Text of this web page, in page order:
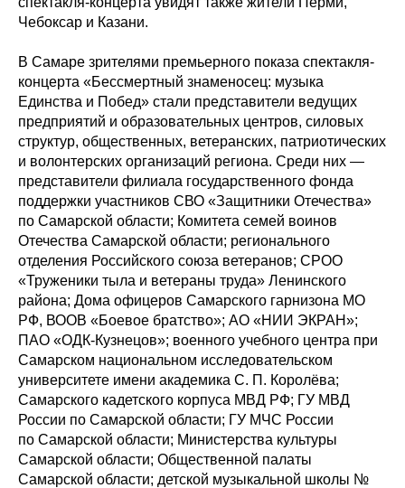
Чебоксар и Казани.
В Самаре зрителями премьерного показа спектакля-
концерта «Бессмертный знаменосец: музыка
Единства и Побед» стали представители ведущих
предприятий и образовательных центров, силовых
структур, общественных, ветеранских, патриотических
и волонтерских организаций региона. Среди них —
представители филиала государственного фонда
поддержки участников СВО «Защитники Отечества»
по Самарской области; Комитета семей воинов
Отечества Самарской области; регионального
отделения Российского союза ветеранов; СРОО
«Труженики тыла и ветераны труда» Ленинского
района; Дома офицеров Самарского гарнизона МО
РФ, ВООВ «Боевое братство»; АО «НИИ ЭКРАН»;
ПАО «ОДК-Кузнецов»; военного учебного центра при
Самарском национальном исследовательском
университете имени академика С. П. Королёва;
Самарского кадетского корпуса МВД РФ; ГУ МВД
России по Самарской области; ГУ МЧС России
по Самарской области; Министерства культуры
Самарской области; Общественной палаты
Самарской области; детской музыкальной школы №